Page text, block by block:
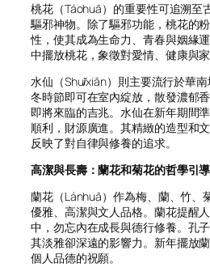
桃花（Táohuā）的重要性可追溯至
驅邪神物。除了驅邪功能，桃花的
性，使其成為生命力、青春與姻緣
中擺放桃花，象徵對愛情、健康與家
水仙（Shuǐxiān）則主要流行於華
冬時節即可在室內綻放，散發濃郁
即將來臨的吉兆。水仙在新年期間
順利，財源廣進。其精緻的造型和
反映了對自律與修養的追求。
高潔與長壽：蘭花和菊花的哲學引導
蘭花（Lánhuā）作為梅、蘭、竹、
優雅、高潔與文人品格。蘭花提醒
中，勿忘內在成長與德行修養。孔
其淡雅卻深遠的影響力。新年擺放
個人品德的祝願。